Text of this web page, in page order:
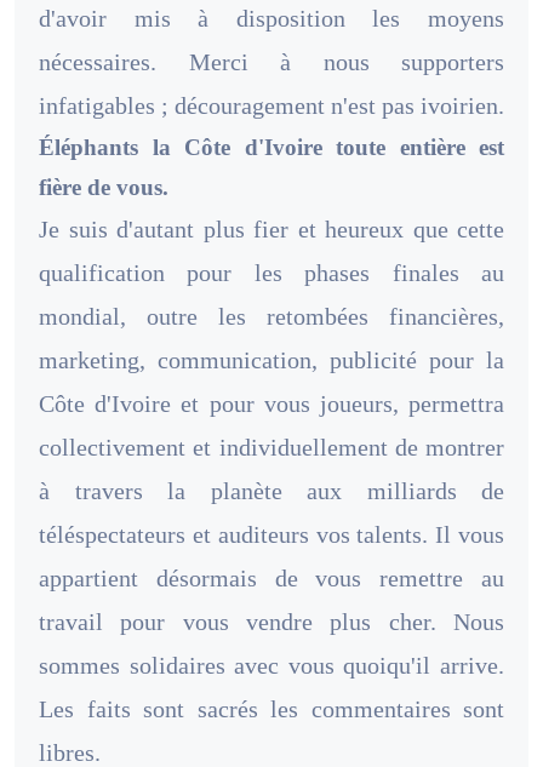
d'avoir mis à disposition les moyens
nécessaires. Merci à nous supporters
infatigables ; découragement n'est pas ivoirien.
Éléphants la Côte d'Ivoire toute entière est
fière de vous.
Je suis d'autant plus fier et heureux que cette
qualification pour les phases finales au
mondial, outre les retombées financières,
marketing, communication, publicité pour la
Côte d'Ivoire et pour vous joueurs, permettra
collectivement et individuellement de montrer
à travers la planète aux milliards de
téléspectateurs et auditeurs vos talents. Il vous
appartient désormais de vous remettre au
travail pour vous vendre plus cher. Nous
sommes solidaires avec vous quoiqu'il arrive.
Les faits sont sacrés les commentaires sont
libres.